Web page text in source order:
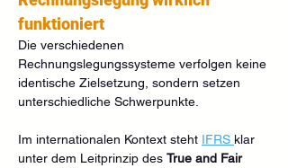
funktioniert
Die verschiedenen
Rechnungslegungssysteme verfolgen keine
identische Zielsetzung, sondern setzen
unterschiedliche Schwerpunkte.
Im internationalen Kontext steht IFRS klar
unter dem Leitprinzip des True and Fair